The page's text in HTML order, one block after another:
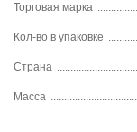
Торговая марка
Кол-во в упаковке
Страна
Масса